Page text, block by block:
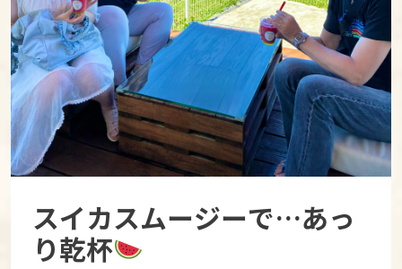
スイカスムージーで…あっ
り乾杯